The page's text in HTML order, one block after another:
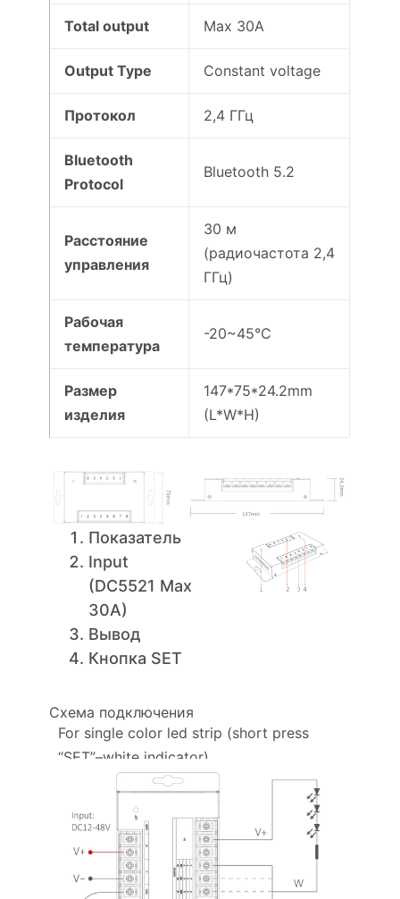
Total output Max 30A
Output Type Constant voltage
Протокол 2,4 ГГц
Bluetooth
Protocol
Bluetooth 5.2
Расстояние
управления
30 м
(радиочастота 2,4
ГГц)
Рабочая
температура
-20~45°C
Размер
изделия
147*75*24.2mm
(L*W*H)
Показатель
Input
(DC5521 Max
30A)
Вывод
Кнопка SET
Схема подключения
For single color led strip (short press
“SET”–white indicator)